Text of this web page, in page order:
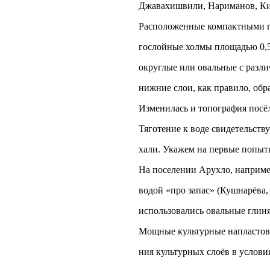
Джавахишвили, Нариманов,
Расположенные компактными
гослойные холмы площадью
округлые или овальные с
нижние слои, как правило,
Изменилась и топография
Тяготение к воде
хали. Укажем на первые
На поселении Арухло,
водой «про запас»
использовались овальные
Мощные культурные
ния культурных слоёв в